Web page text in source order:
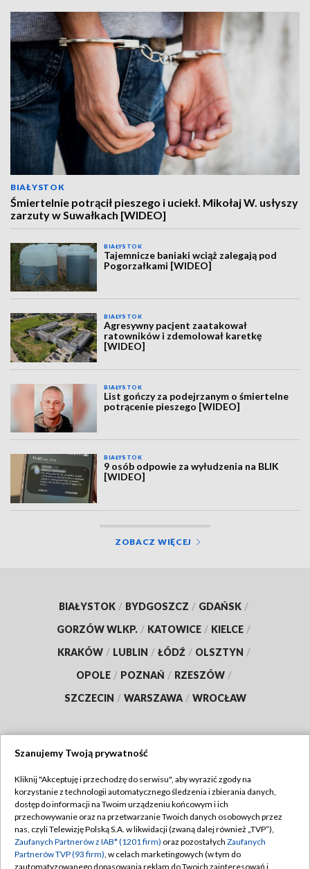
BIAŁYSTOK
Śmiertelnie potrącił pieszego i uciekł. Mikołaj W. usłyszy
zarzuty w Suwałkach [WIDEO]
BIAŁYSTOK
Tajemnicze baniaki wciąż zalegają pod
Pogorzałkami [WIDEO]
BIAŁYSTOK
Agresywny pacjent zaatakował
ratowników i zdemolował karetkę
[WIDEO]
BIAŁYSTOK
List gończy za podejrzanym o śmiertelne
potrącenie pieszego [WIDEO]
BIAŁYSTOK
9 osób odpowie za wyłudzenia na BLIK
[WIDEO]
ZOBACZ WIĘCEJ
BIAŁYSTOK / BYDGOSZCZ / GDAŃSK /
GORZÓW WLKP. / KATOWICE / KIELCE /
KRAKÓW / LUBLIN / ŁÓDŹ / OLSZTYN /
OPOLE / POZNAŃ / RZESZÓW /
SZCZECIN / WARSZAWA / WROCŁAW
TVP
Abonament TVP
Emisja w TVP
Centrum informacji TVP
Regulamin TVP
Polityka prywatności
Moje zgody
Szanujemy Twoją prywatność
Kliknij "Akceptuję i przechodzę do serwisu", aby wyrazić zgody na
korzystanie z technologii automatycznego śledzenia i zbierania danych,
dostęp do informacji na Twoim urządzeniu końcowym i ich
przechowywanie oraz na przetwarzanie Twoich danych osobowych przez
nas, czyli Telewizję Polską S.A. w likwidacji (zwaną dalej również „TVP”),
Zaufanych Partnerów z IAB* (1201 firm) oraz pozostałych Zaufanych
Partnerów TVP (93 firm), w celach marketingowych (w tym do
zautomatyzowanego dopasowania reklam do Twoich zainteresowań i